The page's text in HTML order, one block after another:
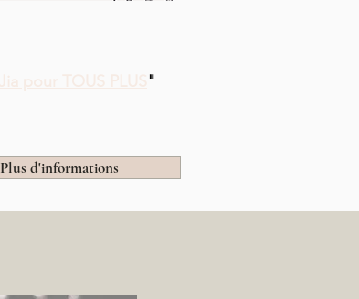
"
Plus d'informations